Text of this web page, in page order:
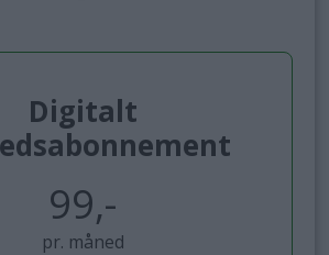
Digitalt
99,-
pr. måned